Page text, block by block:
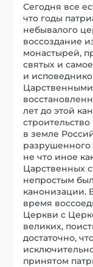
Сегодня все
что годы
небывалого
воссоздание
монастырей,
святых и
и
Царственными
лет до этой
в земле
разрушенного
не что иное
Царственных
непростым
канонизации.
время
Церкви с
великих,
достаточно,
принятом